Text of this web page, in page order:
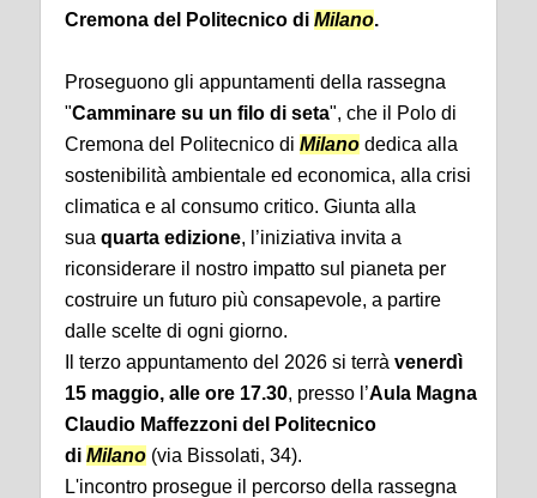
Cremona del Politecnico di Milano.
Proseguono gli appuntamenti della rassegna
"Camminare su un filo di seta", che il Polo di
Cremona del Politecnico di Milano dedica alla
sostenibilità ambientale ed economica, alla crisi
climatica e al consumo critico. Giunta alla
sua quarta edizione, l’iniziativa invita a
riconsiderare il nostro impatto sul pianeta per
costruire un futuro più consapevole, a partire
dalle scelte di ogni giorno.
Il terzo appuntamento del 2026 si terrà venerdì
15 maggio, alle ore 17.30, presso l’Aula Magna
Claudio Maffezzoni del Politecnico
di Milano (via Bissolati, 34).
L'incontro prosegue il percorso della rassegna